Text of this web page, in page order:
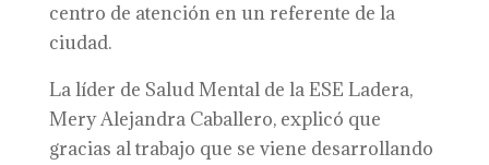
centro de atención en un referente de la
ciudad.
La líder de Salud Mental de la ESE Ladera,
Mery Alejandra Caballero, explicó que
gracias al trabajo que se viene desarrollando